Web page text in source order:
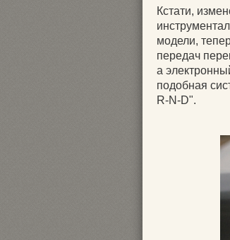
Кстати,
модели,
передач
а
подобная
R-N-D".